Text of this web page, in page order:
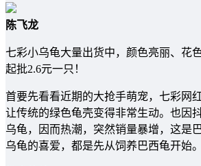
陈飞龙
七彩小乌龟大量出货中，颜色亮丽、花
起批2.6元一只！
首要先看看近期的大抢手萌宠，七彩网
让传统的绿色龟壳变得非常生动。也因
乌龟，因而热潮，突然销量暴增，这是
乌龟的喜爱，都是先从饲养巴西龟开始